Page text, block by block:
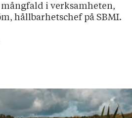
i verksamheten,
hållbarhetschef på SBMI.